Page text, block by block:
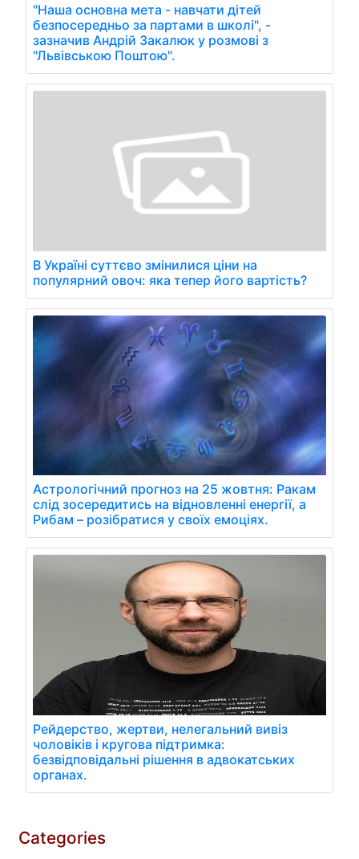
"Наша основна мета - навчати дітей
безпосередньо за партами в школі", -
зазначив Андрій Закалюк у розмові з
"Львівською Поштою".
В Україні суттєво змінилися ціни на
популярний овоч: яка тепер його вартість?
Астрологічний прогноз на 25 жовтня: Ракам
слід зосередитись на відновленні енергії, а
Рибам – розібратися у своїх емоціях.
Рейдерство, жертви, нелегальний вивіз
чоловіків і кругова підтримка:
безвідповідальні рішення в адвокатських
органах.
Categories